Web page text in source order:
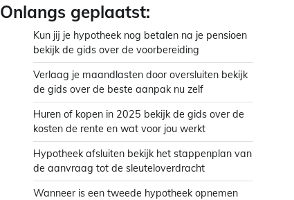
Onlangs geplaatst:
Kun jij je hypotheek nog betalen na je pensioen
bekijk de gids over de voorbereiding
Verlaag je maandlasten door oversluiten bekijk
de gids over de beste aanpak nu zelf
Huren of kopen in 2025 bekijk de gids over de
kosten de rente en wat voor jou werkt
Hypotheek afsluiten bekijk het stappenplan van
de aanvraag tot de sleuteloverdracht
Wanneer is een tweede hypotheek opnemen